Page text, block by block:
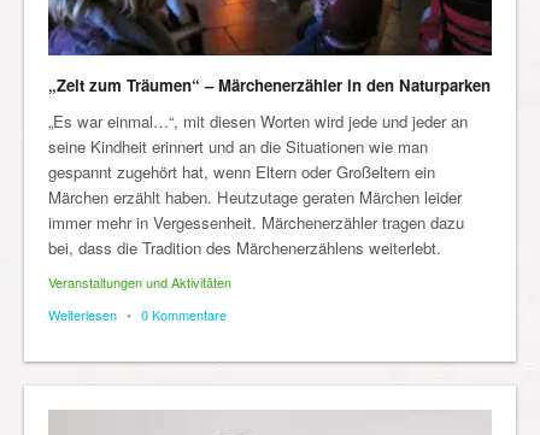
„Zeit zum Träumen“ – Märchenerzähler in den Naturparken
„Es war einmal…“, mit diesen Worten wird jede und jeder an
seine Kindheit erinnert und an die Situationen wie man
gespannt zugehört hat, wenn Eltern oder Großeltern ein
Märchen erzählt haben. Heutzutage geraten Märchen leider
immer mehr in Vergessenheit. Märchenerzähler tragen dazu
bei, dass die Tradition des Märchenerzählens weiterlebt.
Veranstaltungen und Aktivitäten
Weiterlesen • 0 Kommentare